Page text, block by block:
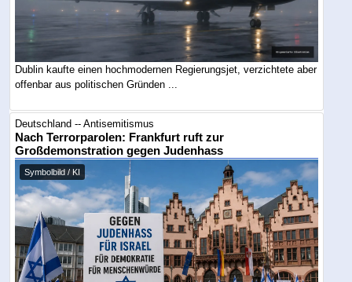
Dublin kaufte einen hochmodernen Regierungsjet, verzichtete aber
offenbar aus politischen Gründen ...
Deutschland -- Antisemitismus
Nach Terrorparolen: Frankfurt ruft zur
Großdemonstration gegen Judenhass
Symbolbild / KI